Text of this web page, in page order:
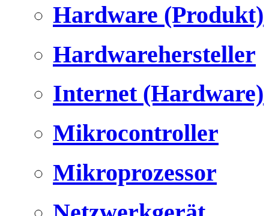
Hardware (Produkt)
Hardwarehersteller
Internet (Hardware)
Mikrocontroller
Mikroprozessor